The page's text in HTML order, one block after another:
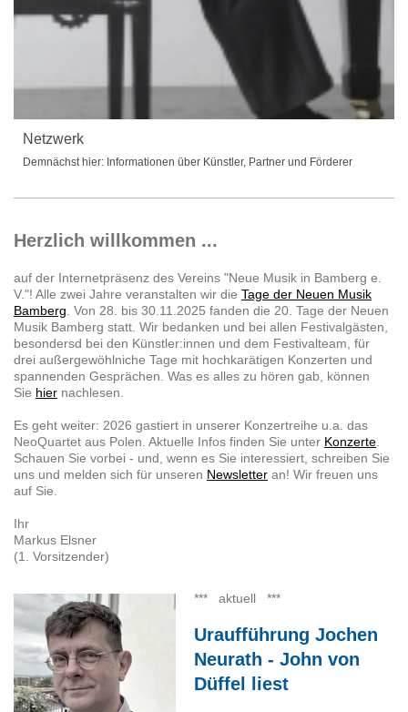
Netzwerk
Demnächst hier: Informationen über Künstler, Partner und Förderer
Herzlich willkommen ...
auf der Internetpräsenz des Vereins "Neue Musik in Bamberg e.
V."! Alle zwei Jahre veranstalten wir die Tage der Neuen Musik
Bamberg . Von 28. bis 30.11.2025 fanden die 20. Tage der Neuen
Musik Bamberg statt. Wir bedanken und bei allen Festivalgästen,
besondersd bei den Künstler:innen und dem Festivalteam, für
drei außergewöhlniche Tage mit hochkarätigen Konzerten und
spannenden Gesprächen. Was es alles zu hören gab, können
Sie hier nachlesen.
Es geht weiter: 2026 gastiert in unserer Konzertreihe u.a. das
NeoQuartet aus Polen. Aktuelle Infos finden Sie unter Konzerte
Schauen Sie vorbei - und, wenn es Sie interessiert, schreiben Sie
uns und melden sich für unseren Newsletter an! Wir freuen uns
auf Sie.
Ihr
Markus Elsner
(1. Vorsitzender)
*** aktuell ***
Uraufführung Jochen
Neurath - John von
Düffel liest